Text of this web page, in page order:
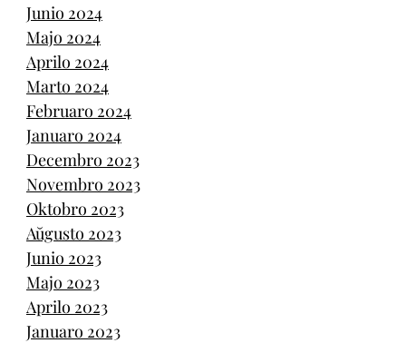
Junio 2024
Majo 2024
Aprilo 2024
Marto 2024
Februaro 2024
Januaro 2024
Decembro 2023
Novembro 2023
Oktobro 2023
Aŭgusto 2023
Junio 2023
Majo 2023
Aprilo 2023
Januaro 2023